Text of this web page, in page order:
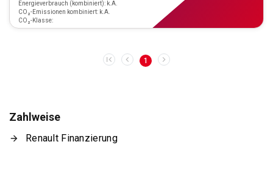
Energieverbrauch (kombiniert): k.A.
CO₂-Emissionen kombiniert: k.A.
CO₂-Klasse:
1
Zahlweise
Renault Finanzierung